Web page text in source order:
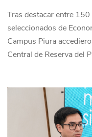
Tras destacar entre
seleccionados de
Campus Piura
Central de Reserva del